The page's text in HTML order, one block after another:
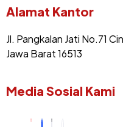
Alamat Kantor
Jl. Pangkalan Jati No.71
Jawa Barat 16513
Media Sosial Kami